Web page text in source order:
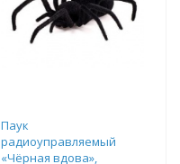
Паук
радиоуправляемый
«Чёрная вдова»,